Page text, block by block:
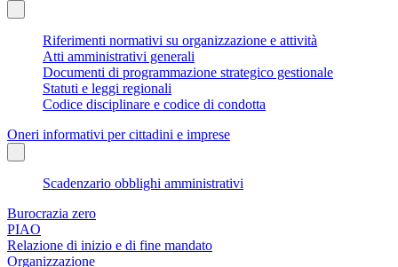
Riferimenti normativi su organizzazione e attività
Atti amministrativi generali
Documenti di programmazione strategico gestionale
Statuti e leggi regionali
Codice disciplinare e codice di condotta
Oneri informativi per cittadini e imprese
Scadenzario obblighi amministrativi
Burocrazia zero
PIAO
Relazione di inizio e di fine mandato
Organizzazione